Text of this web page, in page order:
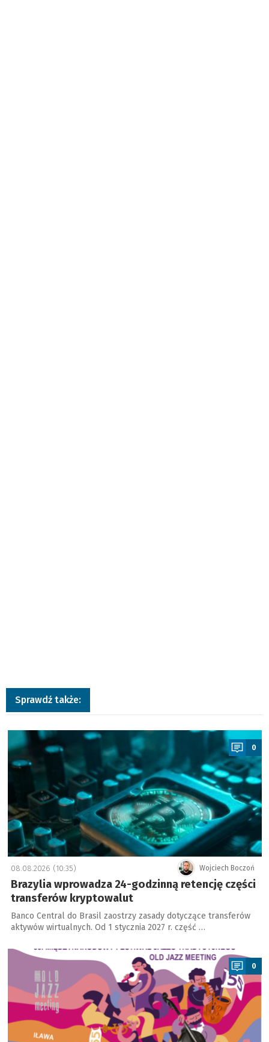
Sprawdź także:
a
0
Wojciech Boczoń
08.08.2026 (10:35)
Brazylia wprowadza 24-godzinną retencję części
transferów kryptowalut
Banco Central do Brasil zaostrzy zasady dotyczące transferów
aktywów wirtualnych. Od 1 stycznia 2027 r. część …
a
0